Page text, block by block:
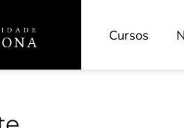
Cursos
Investigação